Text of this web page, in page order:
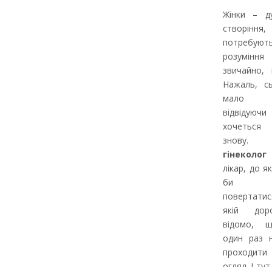
Жінки –
звичайно,
Нажаль,
мало
хочеться
знову.
гінеколог
лікар, до
би
якій
відомо,
один раз
проходити